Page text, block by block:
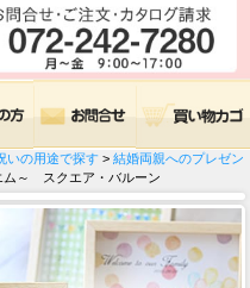
いの用途で探す > 結婚両親へのプレゼン
ム～ スクエア・バルーン